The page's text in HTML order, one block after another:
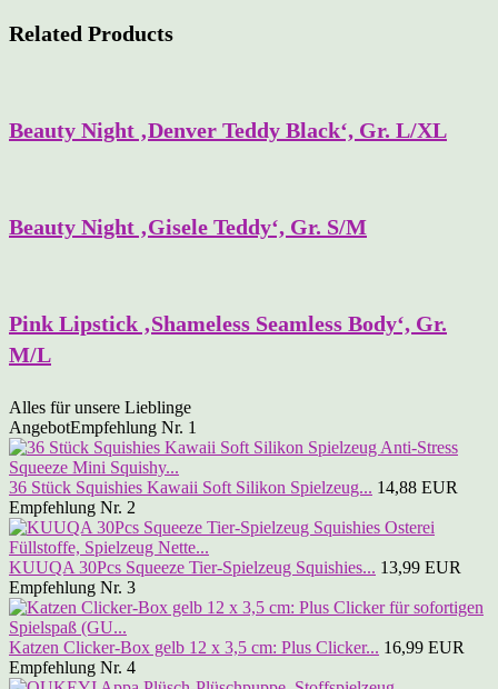
Related Products
Beauty Night ‚Denver Teddy Black‘, Gr. L/XL
Beauty Night ‚Gisele Teddy‘, Gr. S/M
Pink Lipstick ‚Shameless Seamless Body‘, Gr.
M/L
Alles für unsere Lieblinge
AngebotEmpfehlung Nr. 1
36 Stück Squishies Kawaii Soft Silikon Spielzeug... 14,88 EUR
Empfehlung Nr. 2
KUUQA 30Pcs Squeeze Tier-Spielzeug Squishies... 13,99 EUR
Empfehlung Nr. 3
Katzen Clicker-Box gelb 12 x 3,5 cm: Plus Clicker... 16,99 EUR
Empfehlung Nr. 4